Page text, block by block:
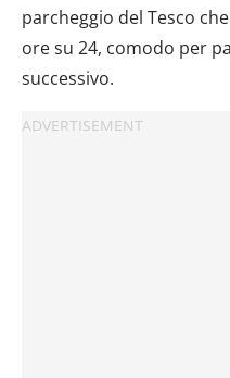
parcheggio del Tesco
ore su 24, comodo per
successivo.